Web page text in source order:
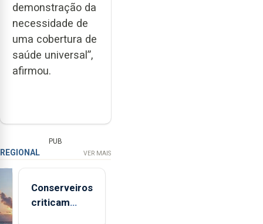
demonstração da
necessidade de
uma cobertura de
saúde universal”,
afirmou.
PUB
REGIONAL VER MAIS
Conserveiros
criticam